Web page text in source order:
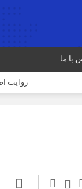
با ما
روایت اصناف